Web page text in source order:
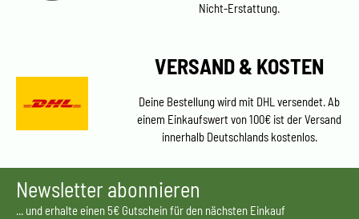
Nicht-Erstattung.
VERSAND & KOSTEN
Deine Bestellung wird mit DHL versendet. Ab
einem Einkaufswert von 100€ ist der Versand
innerhalb Deutschlands kostenlos.
Newsletter abonnieren
... und erhalte einen 5€ Gutschein für den nächsten Einkauf